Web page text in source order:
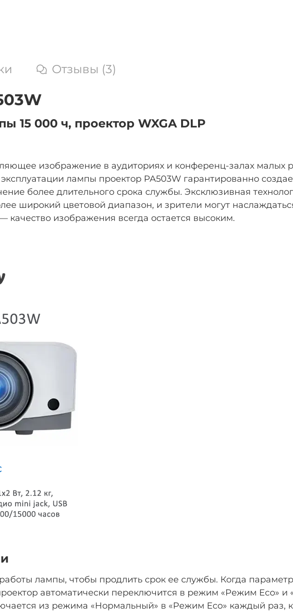
Отзывы (3)
15 000 ч, проектор WXGA DLP
изображение в аудиториях и конференц-залах малых
лампы проектор PA503W гарантированно
более длительного срока службы. Эксклюзивная
широкий цветовой диапазон, и зрители могут
изображения всегда остается высоким.
лампы, чтобы продлить срок ее службы. Когда
автоматически переключится в режим «Режим Eco» и
из режима «Нормальный» в «Режим Eco» каждый раз,